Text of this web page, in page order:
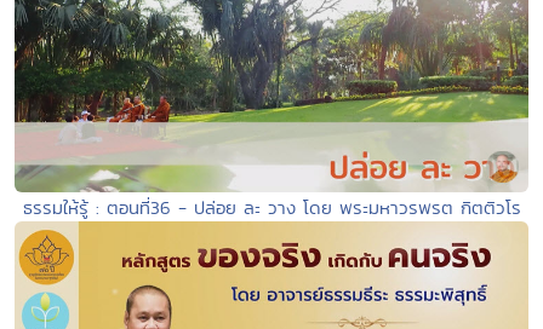
ธรรมให้รู้ : ตอนที่36 - ปล่อย ละ วาง โดย พระมหาวรพรต กิตติวโร